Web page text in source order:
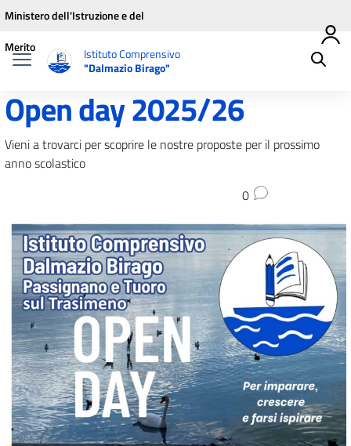
Vai ai contenuti
Vai al menu di navigazione
Vai al footer
Ministero dell'Istruzione e del
Merito
Istituto Comprensivo
"Dalmazio Birago"
Open day 2025/26
Vieni a trovarci per scoprire le nostre proposte per il prossimo
anno scolastico
0